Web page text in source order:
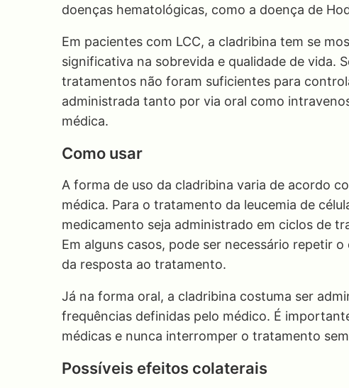
doenças hematológicas, como a doença de
Em pacientes com LCC, a cladribina tem se
significativa na sobrevida e qualidade de vida.
tratamentos não foram suficientes para
administrada tanto por via oral como
médica.
Como usar
A forma de uso da cladribina varia de acordo
médica. Para o tratamento da leucemia de
medicamento seja administrado em ciclos de
Em alguns casos, pode ser necessário repetir
da resposta ao tratamento.
Já na forma oral, a cladribina costuma ser
frequências definidas pelo médico. É
médicas e nunca interromper o tratamento
Possíveis efeitos colaterais